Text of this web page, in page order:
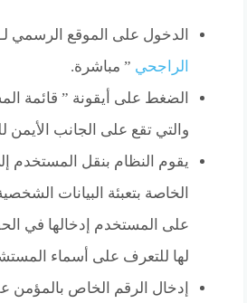
الدخول على الموقع الرسمي
الراجحي ” مباشرة.
الضغط على أيقونة ” قائمة
والتي تقع على الجانب الأيمن
يقوم النظام بنقل المستخدم
الخاصة بتعبئة البيانات
على المستخدم إدخالها في
لها للتعرف على أسماء
إدخال الرقم الخاص بالمؤمن